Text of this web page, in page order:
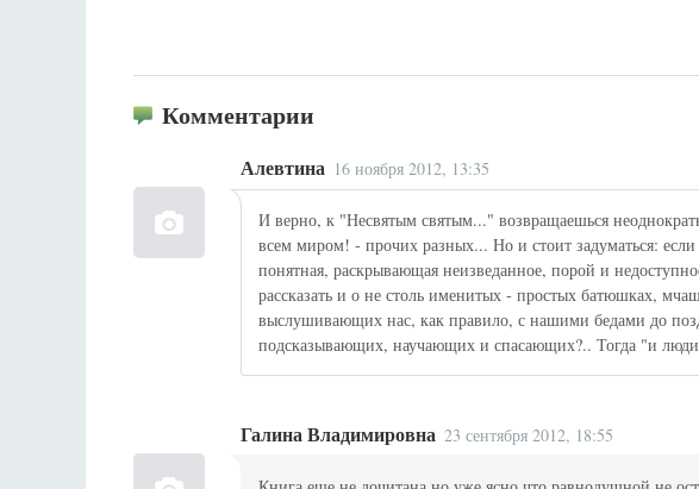
Комментарии
Алевтина 16 ноября 2012, 13:35
И верно, к "Несвятым святым..." возвращаешься
всем миром! - прочих разных... Но и стоит задуматься:
понятная, раскрывающая неизведанное, порой и
рассказать и о не столь именитых - простых батюшках,
выслушивающих нас, как правило, с нашими бедами до
подсказывающих, научающих и спасающих?.. Тогда "и люди
Галина Владимировна 23 сентября 2012, 18:55